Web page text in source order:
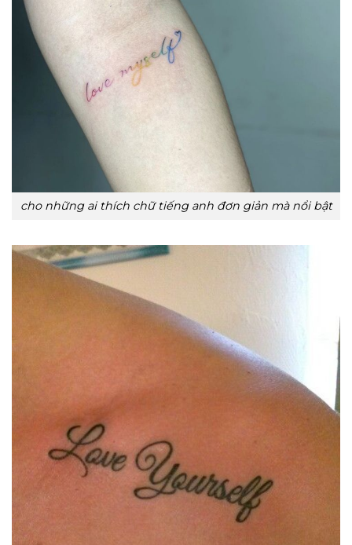
cho những ai thích chữ tiếng anh đơn giản mà nổi bật